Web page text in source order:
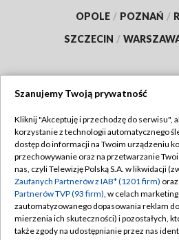
OPOLE / POZNAŃ /
SZCZECIN /
TVP
Abonament TVP
Emisja w TVP
Centrum informacji TVP
Naziemna Telewizja Cyfrowa
Regulamin
Polityka
Moje
Pomoc
Szanujemy Twoją prywatność
Kliknij "Akceptuję i przechodzę do serwisu",
korzystanie z technologii automatycznego
dostęp do informacji na Twoim urządzeniu
przechowywanie oraz na przetwarzanie
nas, czyli Telewizję Polską S.A. w likwidacji
Zaufanych Partnerów z IAB* (1201 firm)
Partnerów TVP (93 firm), w celach
zautomatyzowanego dopasowania reklam
mierzenia ich skuteczności) i pozostałych,
także zgody na udostępnianie przez nas